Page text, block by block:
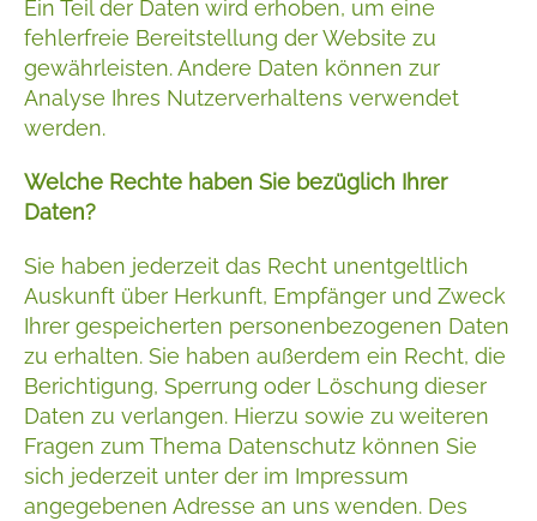
Ein Teil der Daten wird erhoben, um eine
fehlerfreie Bereitstellung der Website zu
gewährleisten. Andere Daten können zur
Analyse Ihres Nutzerverhaltens verwendet
werden.
Welche Rechte haben Sie bezüglich Ihrer
Daten?
Sie haben jederzeit das Recht unentgeltlich
Auskunft über Herkunft, Empfänger und Zweck
Ihrer gespeicherten personenbezogenen Daten
zu erhalten. Sie haben außerdem ein Recht, die
Berichtigung, Sperrung oder Löschung dieser
Daten zu verlangen. Hierzu sowie zu weiteren
Fragen zum Thema Datenschutz können Sie
sich jederzeit unter der im Impressum
angegebenen Adresse an uns wenden. Des